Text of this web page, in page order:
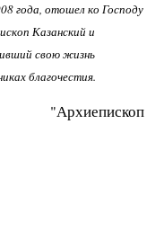
года, отошел ко Господу
Казанский и
свою жизнь
благочестия.